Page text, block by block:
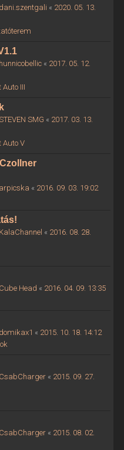
dani.szentgali « 2020. 05. 13.
hunnicobellic« 2017. 05. 12.
Auto III
SMG « 2017. 03. 13.
Auto V
arpicska « 2016. 09. 03. 19:02
KalaChannel « 2016. 08. 28.
Cube Head « 2016. 04. 09. 13:35
domikax1 « 2015. 10. 18. 14:12
CsabCharger« 2015. 09. 27.
CsabCharger« 2015. 08. 02.